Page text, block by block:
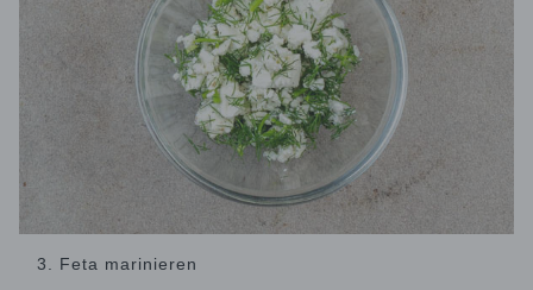
3. Feta marinieren